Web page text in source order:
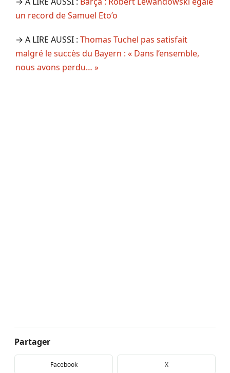
un record de Samuel Eto’o
→ A LIRE AUSSI : Thomas Tuchel pas satisfait
malgré le succès du Bayern : « Dans l’ensemble,
nous avons perdu… »
Partager
Facebook X